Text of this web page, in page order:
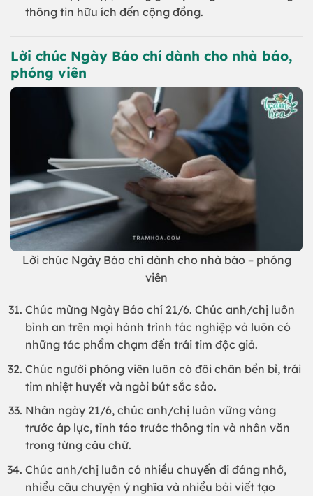
thông tin hữu ích đến cộng đồng.
Lời chúc Ngày Báo chí dành cho nhà báo,
phóng viên
Lời chúc Ngày Báo chí dành cho nhà báo – phóng
viên
Chúc mừng Ngày Báo chí 21/6. Chúc anh/chị luôn
bình an trên mọi hành trình tác nghiệp và luôn có
những tác phẩm chạm đến trái tim độc giả.
Chúc người phóng viên luôn có đôi chân bền bỉ, trái
tim nhiệt huyết và ngòi bút sắc sảo.
Nhân ngày 21/6, chúc anh/chị luôn vững vàng
trước áp lực, tỉnh táo trước thông tin và nhân văn
trong từng câu chữ.
Chúc anh/chị luôn có nhiều chuyến đi đáng nhớ,
nhiều câu chuyện ý nghĩa và nhiều bài viết tạo